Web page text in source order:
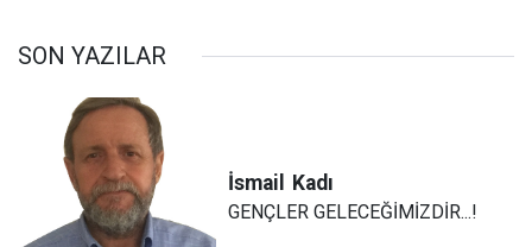
SON YAZILAR
İsmail Kadı
GENÇLER GELECEĞİMİZDİR...!